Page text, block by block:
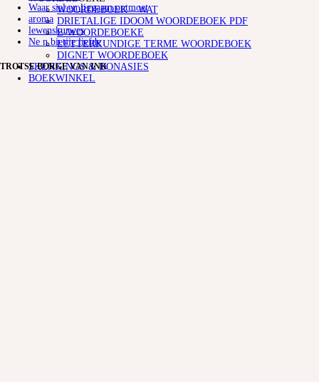
WOORDEBOEK – WAT
DRIETALIGE IDOOM WOORDEBOEK PDF
E-WOORDEBOEKE
LETTERKUNDIGE TERME WOORDEBOEK
DIGNET WOORDEBOEK
SKENKINGS & DONASIES
BOEKWINKEL
Waar siel en liggaam ontmoet
aroma
lewenskurwes
Ne n bietjie liefde
TROTSE BORGE VAN INK